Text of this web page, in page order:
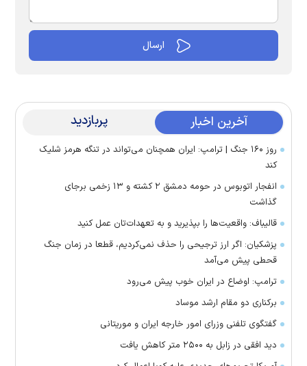
آخرین اخبار پربازدید
روز ۱۶۰ جنگ | ترامپ: ایران همچنان می‌تواند در تنگه هرمز شلیک
کند
انفجار اتوبوس در حومه دمشق ۲ کشته و ۱۳ زخمی برجای
گذاشت
قالیباف: واقعیت‌ها را بپذیرید و به تعهدات‌تان عمل کنید
پزشکیان: اگر ارز ترجیحی را حذف نمی‌کردیم، قطعا در زمان جنگ
قحطی پیش می‌آمد
ترامپ: اوضاع در ایران خوب پیش می‌رود
برکناری دو مقام ارشد موساد
گفتگوی تلفنی وزرای امور خارجه ایران و موریتانی
دید افقی در زابل به ۲۵۰۰ متر کاهش یافت